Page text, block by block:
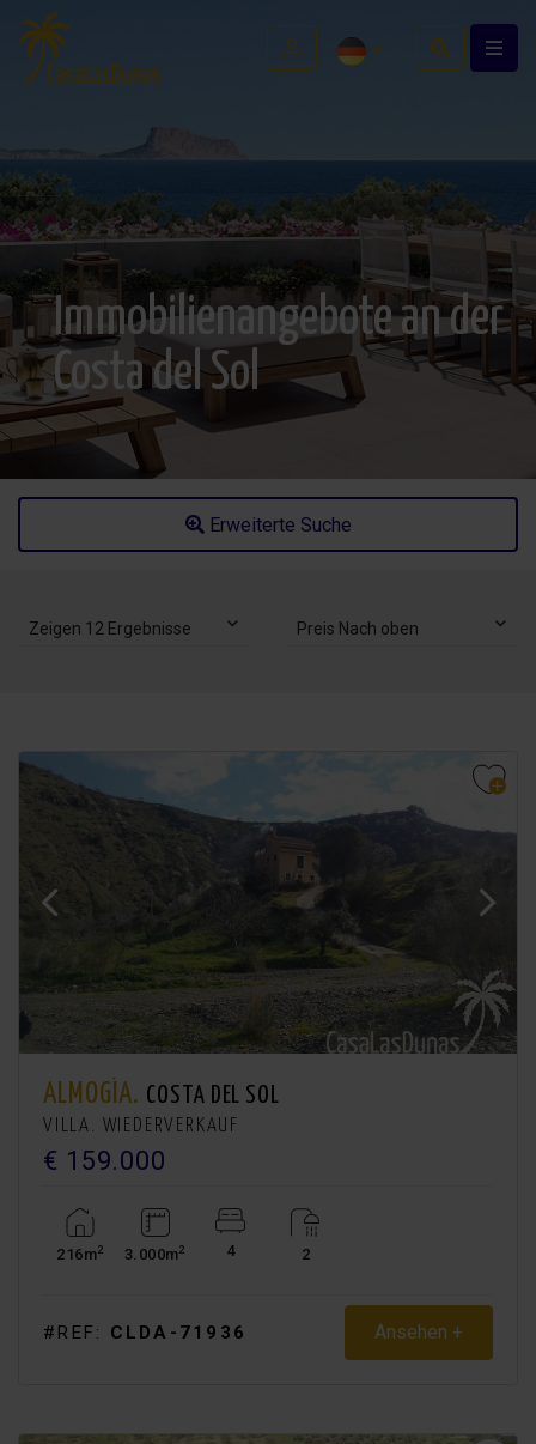
Immobilienangebote an der
Costa del Sol
Erweiterte Suche
Zeigen 12 Ergebnisse Preis Nach oben
ALMOGÍA. COSTA DEL SOL
VILLA. WIEDERVERKAUF
€ 159.000
216m2 3.000m2 4 2
#REF: CLDA-71936 Ansehen +